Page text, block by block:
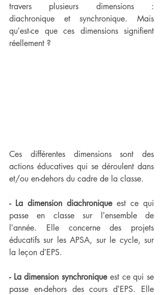
travers plusieurs dimensions :
diachronique et synchronique. Mais
quʼest-ce que ces dimensions signifient
réellement ?
Ces différentes dimensions sont des
actions éducatives qui se déroulent dans
et/ou en-dehors du cadre de la classe.
- La dimension diachronique est ce qui
passe en classe sur lʼensemble de
lʼannée. Elle concerne des projets
éducatifs sur les APSA, sur le cycle, sur
la leçon dʼEPS.
- La dimension synchronique est ce qui se
passe en-dehors des cours dʼEPS. Elle